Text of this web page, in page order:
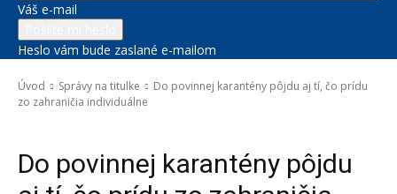
Váš e-mail
Heslo vám bude zaslané e-mailom
Úvod Správy na titulke
Do povinnej karantény pôjdu aj tí, čo prídu
zo zahraničia individuálne
Do povinnej karantény pôjdu